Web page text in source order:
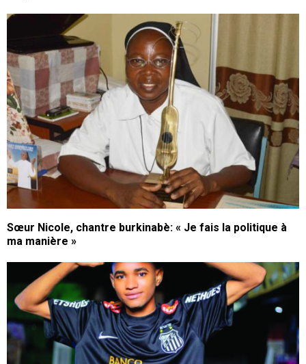
Sœur Nicole, chantre burkinabè: « Je fais la politique à
ma manière »